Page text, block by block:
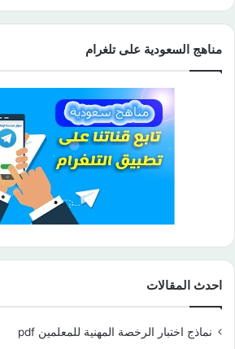
مناهج السعودية على تلغرام
احدث المقالات
نماذج اختبار الرخصة المهنية للمعلمين pdf